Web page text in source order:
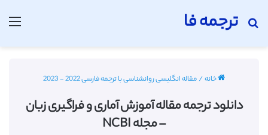
ترجمه فا
جستجو برای
خانه/مقاله انگلیسی روانشناسی با ترجمه فارسی 2022 - 2023
دانلود ترجمه مقاله آموزش آماری و فراگیری زبان
– مجله NCBI